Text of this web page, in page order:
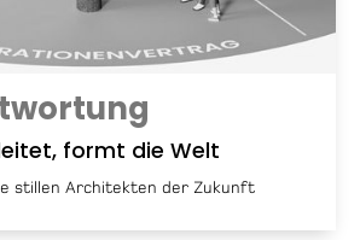
formt die Welt
stillen Architekten der Zukunft